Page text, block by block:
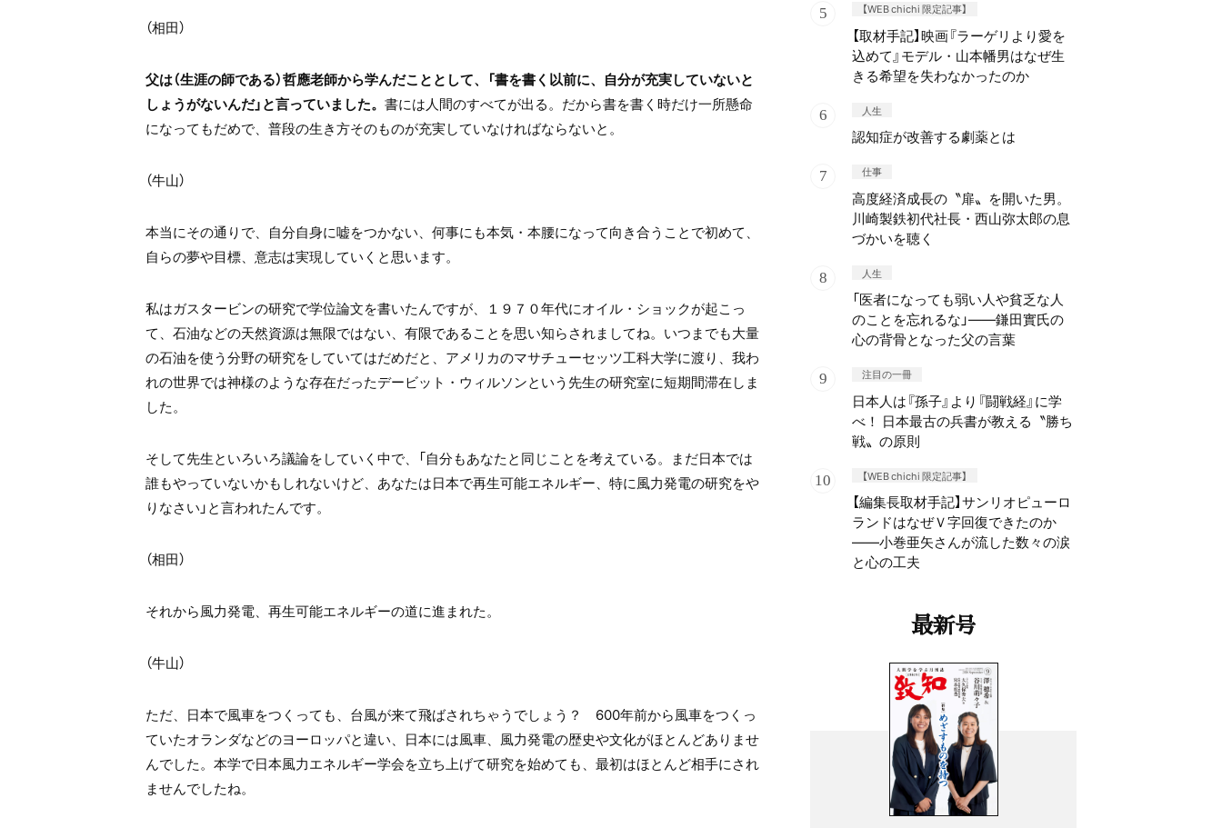
（相田）
父は（生涯の師である）哲應老師から学んだこととして、「書を書く以前に、自分が充実していないと
しょうがないんだ」と言っていました。 書には人間のすべてが出る。だから書を書く時だけ一所懸命
になってもだめで、普段の生き方そのものが充実していなければならないと。
（牛山）
本当にその通りで、自分自身に嘘をつかない、何事にも本気・本腰になって向き合うことで初めて、
自らの夢や目標、意志は実現していくと思います。
私はガスタービンの研究で学位論文を書いたんですが、１９７０年代にオイル・ショックが起こっ
て、石油などの天然資源は無限ではない、有限であることを思い知らされましてね。いつまでも大量
の石油を使う分野の研究をしていてはだめだと、アメリカのマサチューセッツ工科大学に渡り、我わ
れの世界では神様のような存在だったデービット・ウィルソンという先生の研究室に短期間滞在しま
した。
そして先生といろいろ議論をしていく中で、「自分もあなたと同じことを考えている。まだ日本では
誰もやっていないかもしれないけど、あなたは日本で再生可能エネルギー、特に風力発電の研究をや
りなさい」と言われたんです。
（相田）
それから風力発電、再生可能エネルギーの道に進まれた。
（牛山）
ただ、日本で風車をつくっても、台風が来て飛ばされちゃうでしょう？ 600年前から風車をつくっ
ていたオランダなどのヨーロッパと違い、日本には風車、風力発電の歴史や文化がほとんどありませ
んでした。本学で日本風力エネルギー学会を立ち上げて研究を始めても、最初はほとんど相手にされ
ませんでしたね。
【WEB chichi 限定記事】
【取材手記】映画『ラーゲリより愛を
込めて』モデル・山本幡男はなぜ生
きる希望を失わなかったのか
人生
認知症が改善する劇薬とは
仕事
高度経済成長の〝扉〟を開いた男。
川崎製鉄初代社長・西山弥太郎の息
づかいを聴く
人生
「医者になっても弱い人や貧乏な人
のことを忘れるな」——鎌田實氏の
心の背骨となった父の言葉
注目の一冊
日本人は『孫子』より『闘戦経』に学
べ！ 日本最古の兵書が教える〝勝ち
戦〟の原則
【WEB chichi 限定記事】
【編集長取材手記】サンリオピューロ
ランドはなぜＶ字回復できたのか
——小巻亜矢さんが流した数々の涙
と心の工夫
最新号